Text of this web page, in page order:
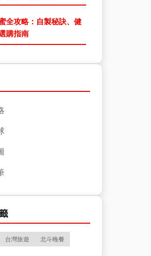
全攻略：自製秘訣、健
購指南
台灣旅遊 北斗晚餐